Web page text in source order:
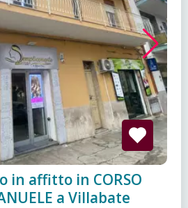
in affitto in CORSO
a Villabate